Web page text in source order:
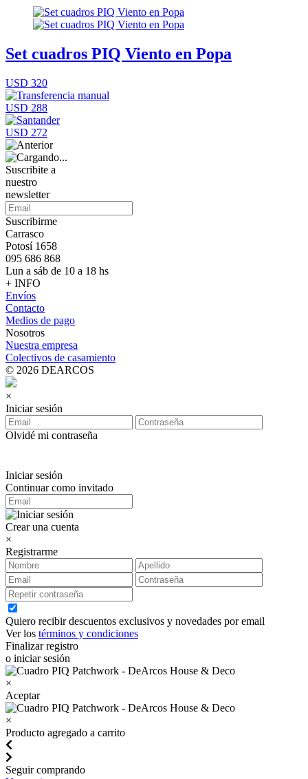
Set cuadros PIQ Viento en Popa
USD 320
USD 288
USD 272
Suscribite a
nuestro
newsletter
Suscribirme
Carrasco
Potosí 1658
095 686 868
Lun a sáb de 10 a 18 hs
+ INFO
Envíos
Contacto
Medios de pago
Nosotros
Nuestra empresa
Colectivos de casamiento
© 2026 DEARCOS
×
Iniciar sesión
Olvidé mi contraseña
Iniciar sesión
Continuar como invitado
Crear una cuenta
×
Registrarme
Quiero recibir descuentos exclusivos y novedades por email
Ver los términos y condiciones
Finalizar registro
o iniciar sesión
×
Aceptar
×
Producto agregado a carrito
Seguir comprando